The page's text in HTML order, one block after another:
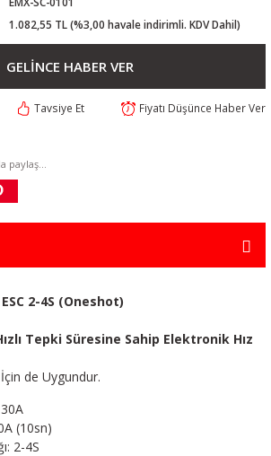
1.082,55 TL (%3,00 havale indirimli. KDV Dahil)
GELİNCE HABER VER
Tavsiye Et
Fiyatı Düşünce Haber Ver
paylaş...
2-4S (Oneshot)
Tepki Süresine Sahip Elektronik Hız
de Uygundur.
(10sn)
2-4S